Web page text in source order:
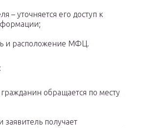
– уточняется его доступ к
и расположение МФЦ.
обращается по месту
заявитель получает